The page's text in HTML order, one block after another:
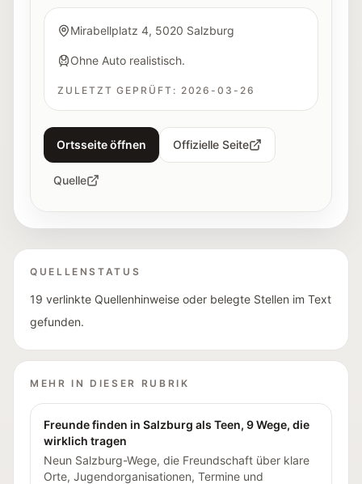
Mirabellplatz 4, 5020 Salzburg
Ohne Auto realistisch.
ZULETZT GEPRÜFT: 2026-03-26
Ortsseite öffnen Offizielle Seite
Quelle
QUELLENSTATUS
19 verlinkte Quellenhinweise oder belegte Stellen im Text
gefunden.
MEHR IN DIESER RUBRIK
Freunde finden in Salzburg als Teen, 9 Wege, die
wirklich tragen
Neun Salzburg-Wege, die Freundschaft über klare
Orte, Jugendorganisationen, Termine und